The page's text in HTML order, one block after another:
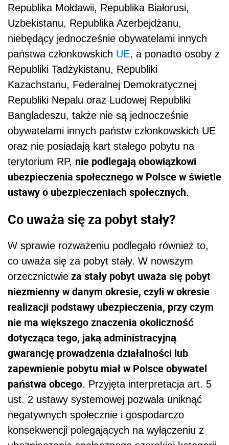
Republika Mołdawii, Republika Białorusi,
Uzbekistanu, Republika Azerbejdżanu,
niebędący jednocześnie obywatelami innych
państwa członkowskich UE, a ponadto osoby z
Republiki Tadżykistanu, Republiki
Kazachstanu, Federalnej Demokratycznej
Republiki Nepalu oraz Ludowej Republiki
Bangladeszu, także nie są jednocześnie
obywatelami innych państw członkowskich UE
oraz nie posiadają kart stałego pobytu na
terytorium RP, nie podlegają obowiązkowi
ubezpieczenia społecznego w Polsce w świetle
ustawy o ubezpieczeniach społecznych.
Co uważa się za pobyt stały?
W sprawie rozważeniu podlegało również to,
co uważa się za pobyt stały. W nowszym
orzecznictwie za stały pobyt uważa się pobyt
niezmienny w danym okresie, czyli w okresie
realizacji podstawy ubezpieczenia, przy czym
nie ma większego znaczenia okoliczność
dotycząca tego, jaką administracyjną
gwarancję prowadzenia działalności lub
zapewnienie pobytu miał w Polsce obywatel
państwa obcego. Przyjęta interpretacja art. 5
ust. 2 ustawy systemowej pozwala uniknąć
negatywnych społecznie i gospodarczo
konsekwencji polegających na wyłączeniu z